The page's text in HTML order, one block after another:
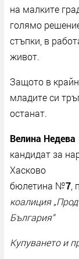
на малките
голямо
стъпки, в
живот.
Защото в
младите си
останат.
Велина Недева
кандидат за
Хасково
бюлетина №7
коалиция
България“
Купуването и